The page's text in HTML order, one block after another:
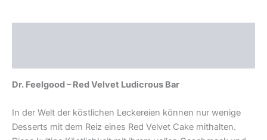
Dr. Feelgood – Red Velvet Ludicrous Bar
In der Welt der köstlichen Leckereien können nur wenige
Desserts mit dem Reiz eines Red Velvet Cake mithalten.